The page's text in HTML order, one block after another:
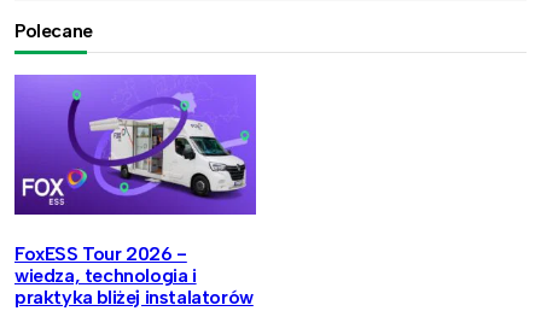
Polecane
FoxESS Tour 2026 -
wiedza, technologia i
praktyka bliżej instalatorów